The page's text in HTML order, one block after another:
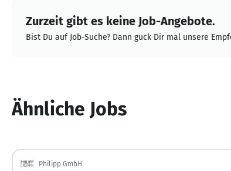
Zurzeit gibt es keine Job-Angebote.
Bist Du auf Job-Suche? Dann guck Dir mal unsere
Ähnliche Jobs
Philipp GmbH